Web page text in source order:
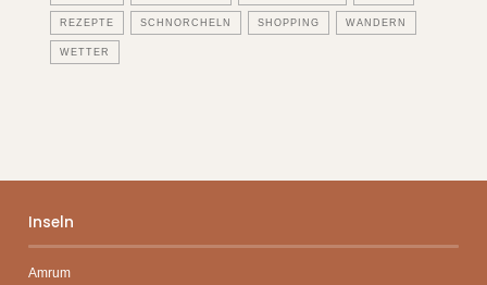
REZEPTE SCHNORCHELN SHOPPING WANDERN
WETTER
Inseln
Amrum